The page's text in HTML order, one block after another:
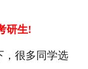
研生!
很多同学选